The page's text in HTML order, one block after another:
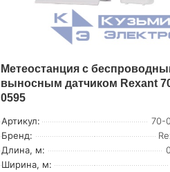
Метеостанция с
выносным датчиком Rexant
0595
Артикул:
70-
Бренд:
Длина, м:
Ширина, м: